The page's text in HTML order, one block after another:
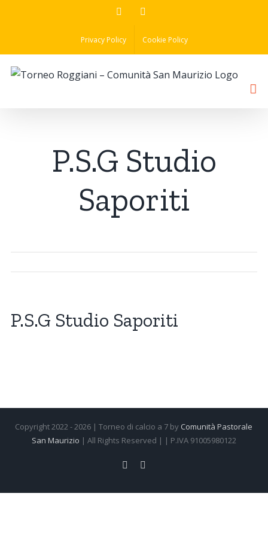
Facebook
Privacy Policy Cookie Policy
P.S.G Studio
Saporiti
P.S.G Studio Saporiti
Copyright 2022 -2026 | Torneo di calcio a 7 by Comunità Pastorale
San Maurizio | All Rights Reserved | | P.IVA 91005980122
Facebook